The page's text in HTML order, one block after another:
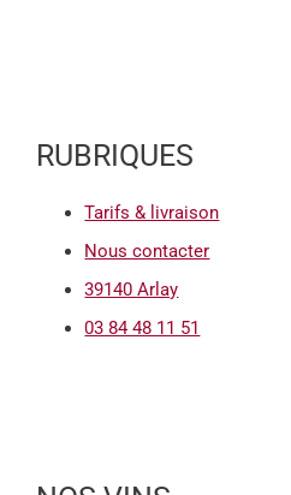
RUBRIQUES
Tarifs & livraison
Nous contacter
39140 Arlay
03 84 48 11 51